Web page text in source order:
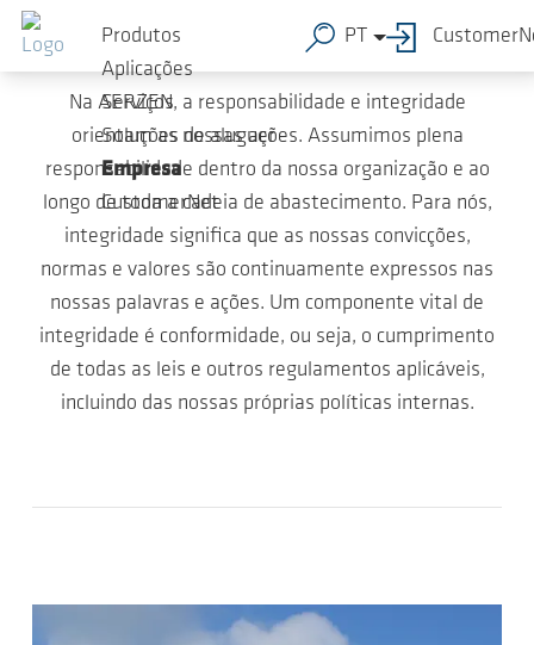
Ir para o conteúdo principal
Produtos
Aplicações
Serviços
Soluções de aluguer
Empresa
CustomerNet
PT
Conformidade
Na AERZEN, a responsabilidade e integridade
orientam as nossas ações. Assumimos plena
responsabilidade dentro da nossa organização e ao
longo de toda a cadeia de abastecimento. Para nós,
integridade significa que as nossas convicções,
normas e valores são continuamente expressos nas
nossas palavras e ações. Um componente vital de
integridade é conformidade, ou seja, o cumprimento
de todas as leis e outros regulamentos aplicáveis,
incluindo das nossas próprias políticas internas.